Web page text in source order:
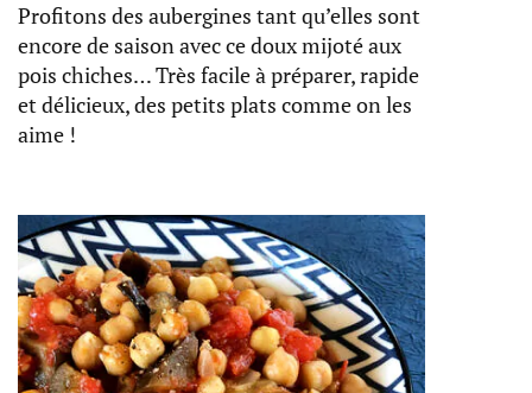
Profitons des aubergines tant qu’elles sont
encore de saison avec ce doux mijoté aux
pois chiches… Très facile à préparer, rapide
et délicieux, des petits plats comme on les
aime !